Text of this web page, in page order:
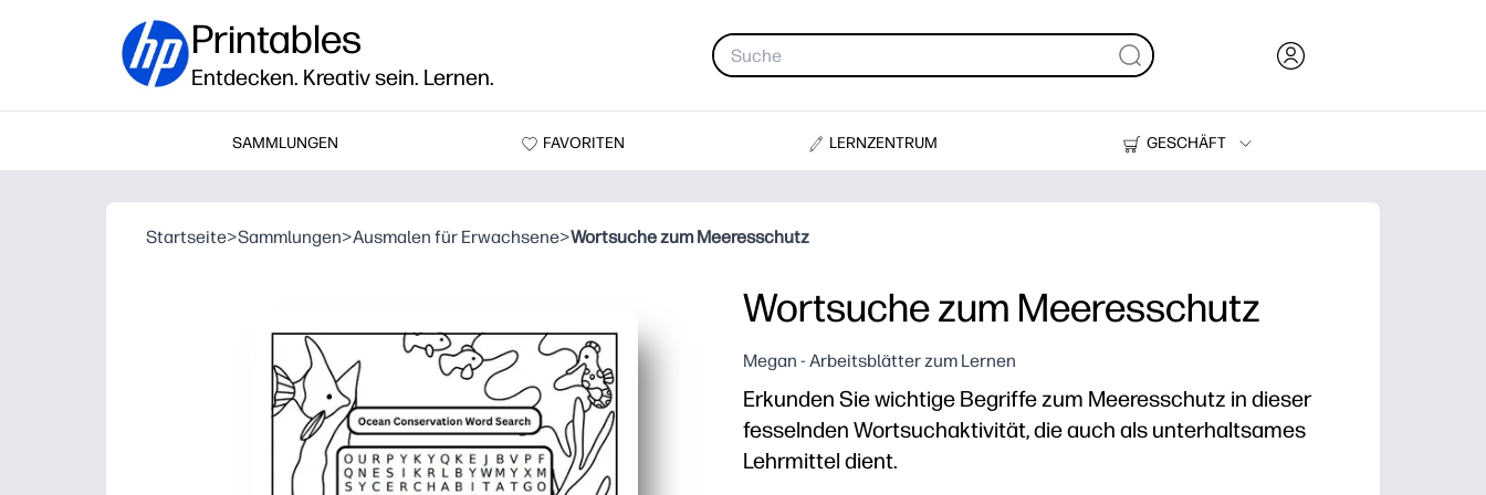
Printables
Entdecken. Kreativ sein. Lernen.
SAMMLUNGEN FAVORITEN LERNZENTRUM
GESCHÄFT
Drucker
Startseite>Sammlungen>Ausmalen für Erwachsene>Wortsuche zum Meeresschutz
Wortsuche zum Meeresschutz
Megan - Arbeitsblätter zum Lernen
Erkunden Sie wichtige Begriffe zum Meeresschutz in dieser
fesselnden Wortsuchaktivität, die auch als unterhaltsames
Lehrmittel dient.